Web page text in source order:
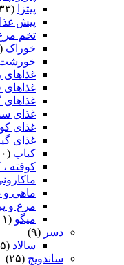
پیتزا
(۳۳)
پیش غذا
تخم
خوراک (۳۸)
خورشت
غذاهای
غذاهای
غذای
غذای
غذای
کباب (۲۰)
کوفته
ماهی و
مرغ و
میگو (۱۱)
دسر (۹)
سالاد (۵)
ساندویچ (۲۵)